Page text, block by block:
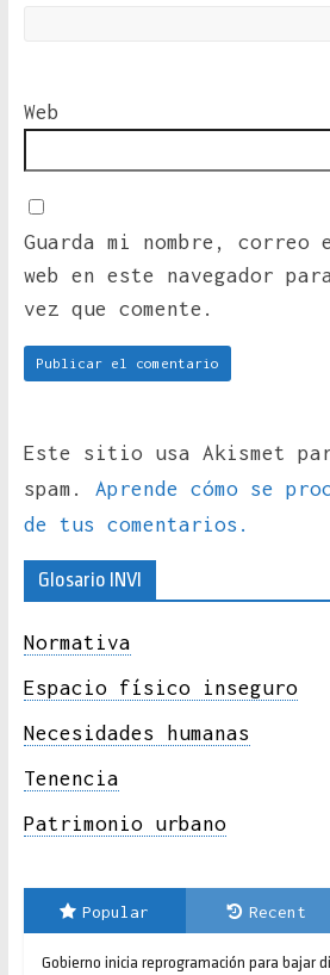
Web
Guarda mi nombre,
web en este navegador
vez que comente.
Este sitio usa Akismet
spam. Aprende cómo se
de tus comentarios.
Glosario INVI
Normativa
Espacio físico inseguro
Necesidades humanas
Tenencia
Patrimonio urbano
Popular Recent
Gobierno inicia reprogramación para bajar